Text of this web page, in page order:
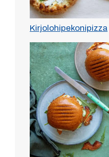
Kirjolohipekonipizza